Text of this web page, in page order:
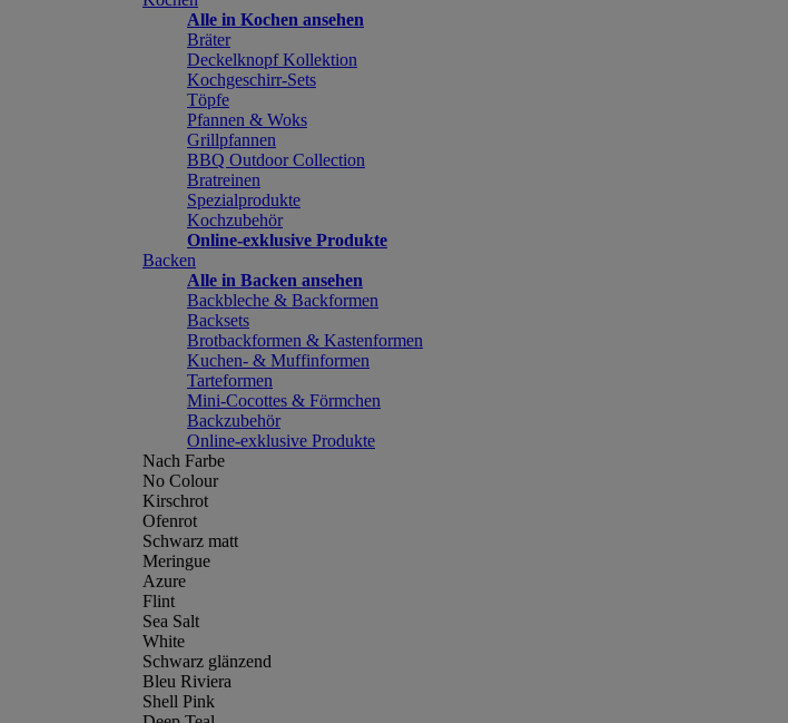
Alle in Kochen ansehen
Bräter
Deckelknopf Kollektion
Kochgeschirr-Sets
Töpfe
Pfannen & Woks
Grillpfannen
BBQ Outdoor Collection
Bratreinen
Spezialprodukte
Kochzubehör
Online-exklusive Produkte
Backen
Alle in Backen ansehen
Backbleche & Backformen
Backsets
Brotbackformen & Kastenformen
Kuchen- & Muffinformen
Tarteformen
Mini-Cocottes & Förmchen
Backzubehör
Online-exklusive Produkte
Nach Farbe
No Colour
Kirschrot
Ofenrot
Schwarz matt
Meringue
Azure
Flint
Sea Salt
White
Schwarz glänzend
Bleu Riviera
Shell Pink